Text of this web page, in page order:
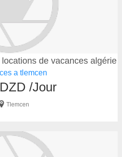
de vacances algérie
a tlemcen
/Jour
Tlemcen